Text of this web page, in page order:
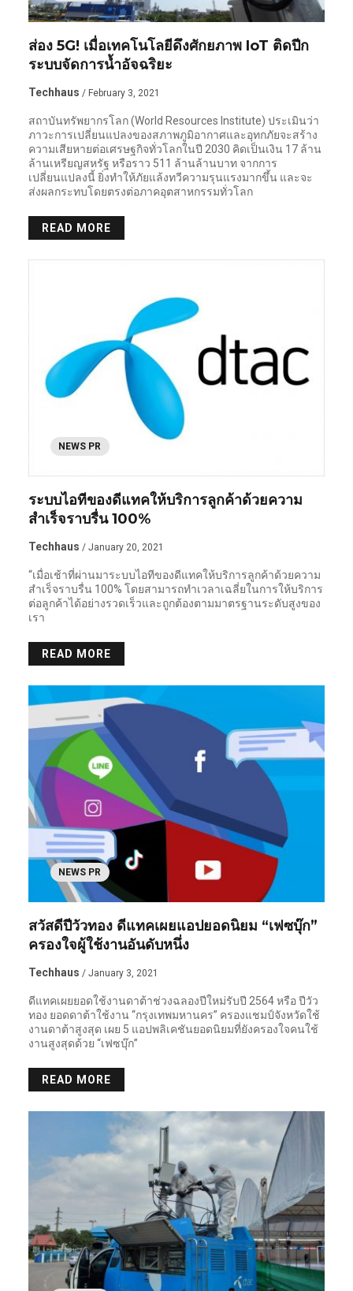
ส่อง 5G! เมื่อเทคโนโลยีดึงศักยภาพ IoT ติดปีก
ระบบจัดการน้ำอัจฉริยะ
Techhaus / February 3, 2021
สถาบันทรัพยากรโลก (World Resources Institute) ประเมินว่า
ภาวะการเปลี่ยนแปลงของสภาพภูมิอากาศและอุทกภัยจะสร้าง
ความเสียหายต่อเศรษฐกิจทั่วโลกในปี 2030 คิดเป็นเงิน 17 ล้าน
ล้านเหรียญสหรัฐ หรือราว 511 ล้านล้านบาท จากการ
เปลี่ยนแปลงนี้ ยิ่งทำให้ภัยแล้งทวีความรุนแรงมากขึ้น และจะ
ส่งผลกระทบโดยตรงต่อภาคอุตสาหกรรมทั่วโลก
READ MORE
NEWS PR
ระบบไอทีของดีแทคให้บริการลูกค้าด้วยความ
สำเร็จราบรื่น 100%
Techhaus / January 20, 2021
“เมื่อเช้าที่ผ่านมาระบบไอทีของดีแทคให้บริการลูกค้าด้วยความ
สำเร็จราบรื่น 100% โดยสามารถทำเวลาเฉลี่ยในการให้บริการ
ต่อลูกค้าได้อย่างรวดเร็วและถูกต้องตามมาตรฐานระดับสูงของ
เรา
READ MORE
NEWS PR
สวัสดีปีวัวทอง ดีแทคเผยแอปยอดนิยม “เฟซบุ๊ก”
ครองใจผู้ใช้งานอันดับหนึ่ง
Techhaus / January 3, 2021
ดีแทคเผยยอดใช้งานดาต้าช่วงฉลองปีใหม่รับปี 2564 หรือ ปีวัว
ทอง ยอดดาต้าใช้งาน “กรุงเทพมหานคร” ครองแชมป์จังหวัดใช้
งานดาต้าสูงสุด เผย 5 แอปพลิเคชันยอดนิยมที่ยังครองใจคนใช้
งานสูงสุดด้วย “เฟซบุ๊ก”
READ MORE